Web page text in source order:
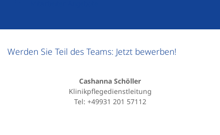
Werden Sie Teil des Teams: Jetzt bewerben!
Cashanna Schöller
Klinikpflegedienstleitung
Tel: +49931 201 57112